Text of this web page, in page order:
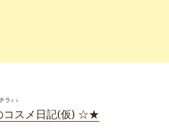
ラ♪ ↓
スメ日記(仮) ☆★